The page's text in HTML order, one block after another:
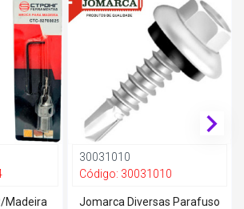
Madeira
30031010
Código: 30031010
Jomarca Diversas Parafuso